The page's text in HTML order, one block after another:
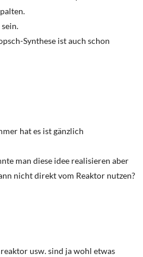
Synthese ist auch schon
hat es ist gänzlich
man diese idee realisieren aber
nicht direkt vom Reaktor nutzen?
usw. sind ja wohl etwas